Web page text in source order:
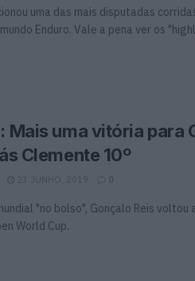
uma das mais disputadas
Enduro. Vale a pena ver os
Mais uma vitória para
Clemente 10º
23 JUNHO, 2019 0
"no bolso", Gonçalo Reis voltou
World Cup.